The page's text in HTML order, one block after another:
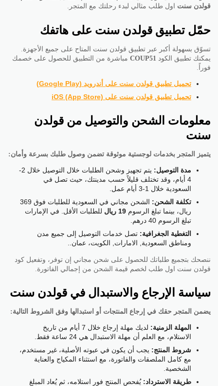
قولدن سنت اول طلب مثالي لبدء رحلتك مع المتجر.
حمّل تطبيق قولدن سنت على هاتفك
تسوّق بسهولة أكبر عبر تطبيق قولدن سنت المتاح على جميع الأجهزة.
يمكنك تطبيق الكود COUP51 مباشرة من التطبيق للحصول على خصمك
فوراً.
تحميل تطبيق قولدن سنت على أندرويد (Google Play)
تحميل تطبيق قولدن سنت على iOS (App Store)
معلومات الشحن والتوصيل من قولدن
سنت
يتميز المتجر بخدمات لوجستية موثوقة تضمن وصول طلبك بسرعة وأمان:
مدة التوصيل:
يتم تجهيز وشحن الطلبات خلال التوصيل خلال 2-
4 أيام، وقد تختلف قليلاً حسب مدينتك، حيث تصل في
السعودية خلال 1-3 أيام عمل.
تكلفة الشحن:
الشحن مجاني في السعودية للطلبات فوق 369
ريال، بينما تبلغ الرسوم 19 ريال
للطلبات الأقل. في الإمارات
تبلغ الرسوم 40 درهم.
التغطية الجغرافية: تصل خدمات التوصيل إلى جميع مدن
ومناطق السعودية, الامارات, الكويت، عمان..
ننصحك بتجميع طلباتك للحصول على شحن مجاني إن توفر، وتفعيل كود
قولدن سنت اول طلب لخصم قيمة الشحن من إجمالي الفاتورة.
سياسة الإرجاع والاستبدال في قولدن سنت
يضمن المتجر حقك في إرجاع المنتجات أو استبدالها وفق الشروط التالية:
المهلة الزمنية:
لديك مهلة إرجاع خلال 7 أيام من تاريخ
الاستلام، مع العلم أن مهلة الاستبدال هي 24 ساعة فقط.
شروط المنتج: يجب أن يكون في عبوته الأصلية، غير مستخدم،
مع كامل الملصقات والفاتورة، مع استثناء المكياج والعناية
الشخصية.
طريقة الاسترداد: يُفحص المنتج فور استلامه، ثم يُعاد المبلغ